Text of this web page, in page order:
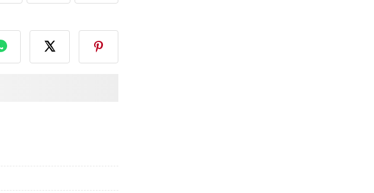
Publier votre photo de cette